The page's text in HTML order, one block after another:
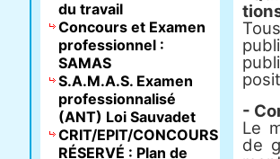
-
Le
de
du travail
Concours et Examen
professionnel :
SAMAS
S.A.M.A.S. Examen
professionnalisé
(ANT) Loi Sauvadet
CRIT/EPIT/CONCOURS
RÉSERVÉ : Plan de